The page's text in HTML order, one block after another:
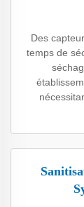
Des
temps de